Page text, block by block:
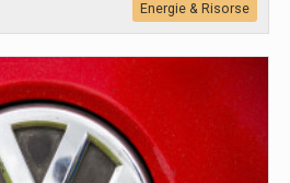
Energie & Risorse